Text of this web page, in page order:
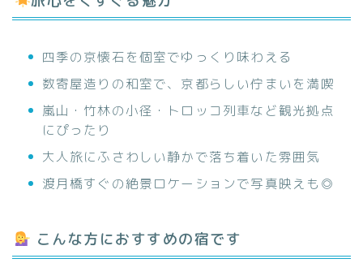
四季の京懐石を個室でゆっくり味わえる
数寄屋造りの和室で、京都らしい佇まいを満喫
嵐山・竹林の小径・トロッコ列車など観光拠点
にぴったり
大人旅にふさわしい静かで落ち着いた雰囲気
渡月橋すぐの絶景ロケーションで写真映えも◎
こんな方におすすめの宿です